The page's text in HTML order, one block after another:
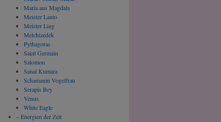
Maria aus Magdala
Meister Lanto
Meister Ling
Melchizedek
Pythagoras
Saint Germain
Salomon
Sanat Kumara
Schamanin Vogelfrau
Serapis Bey
Venus
White Eagle
– Energien der Zeit